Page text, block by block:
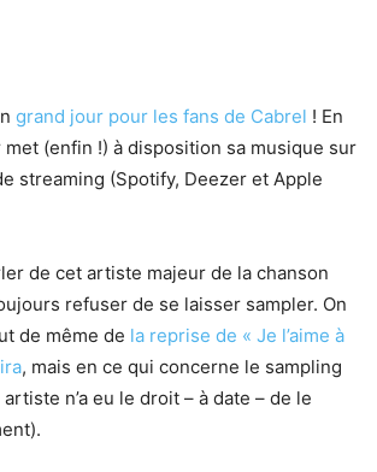
grand jour pour les fans de Cabrel ! En
(enfin !) à disposition sa musique sur
streaming (Spotify, Deezer et Apple
de cet artiste majeur de la chanson
refuser de se laisser sampler. On
de même de la reprise de « Je l’aime à
, mais en ce qui concerne le sampling
n’a eu le droit – à date – de le